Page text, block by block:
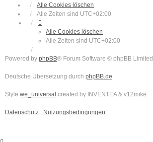
Alle Cookies löschen
Alle Zeiten sind UTC+02:00
Alle Cookies löschen
Alle Zeiten sind UTC+02:00
Powered by phpBB® Forum Software © phpBB Limited
Deutsche Übersetzung durch phpBB.de
Style we_universal created by INVENTEA & v12mike
Datenschutz | Nutzungsbedingungen